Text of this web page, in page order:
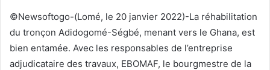
l
©Newsoftogo-(Lomé, le 20 janvier 2022)-La réhabilitation
du tronçon Adidogomé-Ségbé, menant vers le Ghana, est
bien entamée. Avec les responsables de l’entreprise
adjudicataire des travaux, EBOMAF, le bourgmestre de la